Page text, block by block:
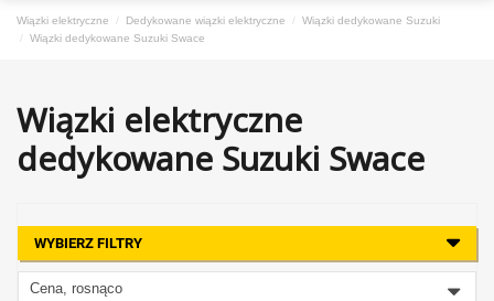
Wiązki elektryczne Dedykowane wiązki elektryczne
Wiązki dedykowane Suzuki
Wiązki dedykowane Suzuki Swace
Wiązki elektryczne
dedykowane Suzuki Swace
WYBIERZ FILTRY
Cena, rosnąco